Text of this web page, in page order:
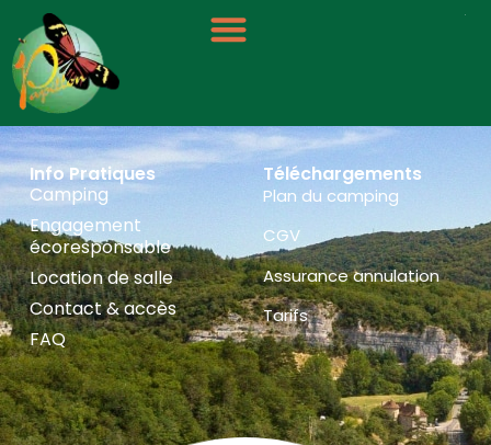
Panneau de gestion des cookies
Cottages
Info Pratiques
Camping
Engagement
écoresponsable
Location de salle
Contact & accès
FAQ
Téléchargements
Plan du camping
CGV
Assurance annulation
Tarifs